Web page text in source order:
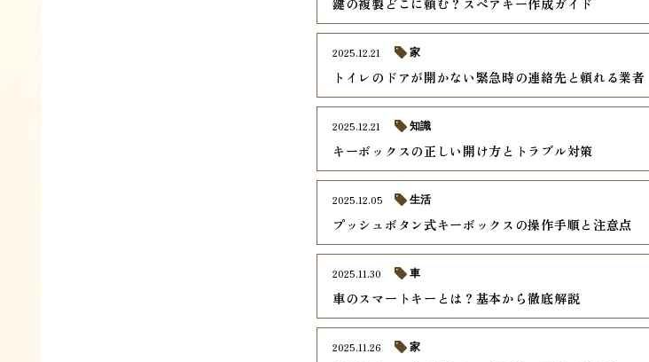
鍵の複製どこに頼む？スペアキー作成ガイド
トイレのドアが開かない緊急時の連絡先と頼れる業者
2025.12.21 家
キーボックスの正しい開け方とトラブル対策
2025.12.21 知識
プッシュボタン式キーボックスの操作手順と注意点
2025.12.05 生活
車のスマートキーとは？基本から徹底解説
2025.11.30 車
2025.11.26 家